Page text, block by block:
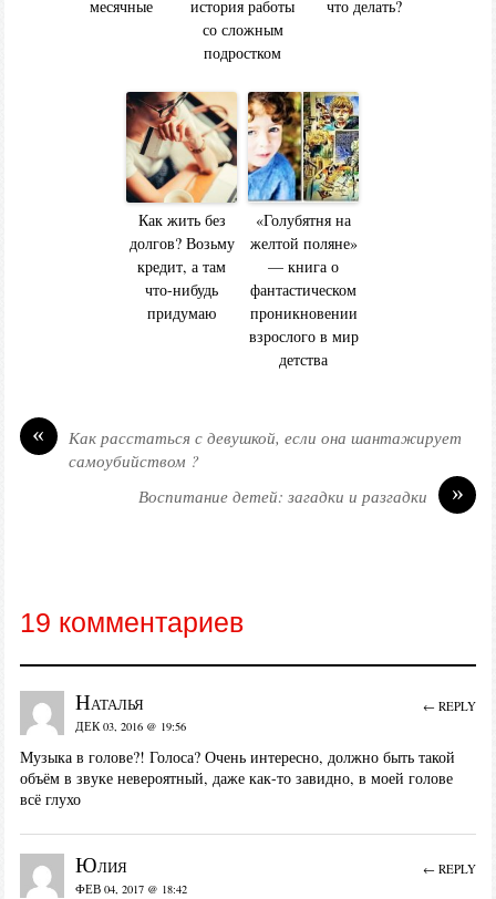
месячные
история работы
со сложным
подростком
что делать?
Как жить без
долгов? Возьму
кредит, а там
что-нибудь
придумаю
«Голубятня на
желтой поляне»
— книга о
фантастическом
проникновении
взрослого в мир
детства
«
Как расстаться с девушкой, если она шантажирует
самоубийством ?
»
Воспитание детей: загадки и разгадки
19 комментариев
Наталья
ДЕК 03, 2016 @ 19:56
Музыка в голове?! Голоса? Очень интересно, должно быть такой
объём в звуке невероятный, даже как-то завидно, в моей голове
всё глухо
← REPLY
Юлия
ФЕВ 04, 2017 @ 18:42
← REPLY